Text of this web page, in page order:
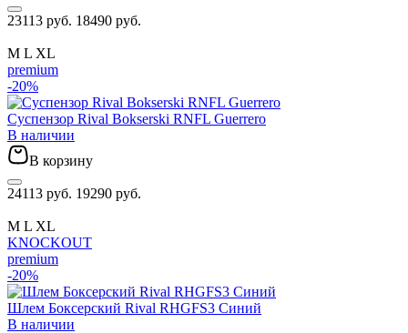
23113 руб. 18490 руб.
M L XL
premium
-20%
Суспензор Rival Bokserski RNFL Guerrero
В наличии
В корзину
24113 руб. 19290 руб.
M L XL
KNOCKOUT
premium
-20%
Шлем Боксерский Rival RHGFS3 Синий
В наличии